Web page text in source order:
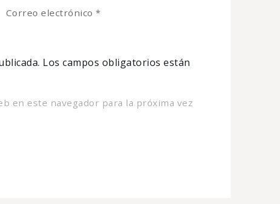
Los campos obligatorios están
Correo electrónico*
en este navegador para la próxima vez